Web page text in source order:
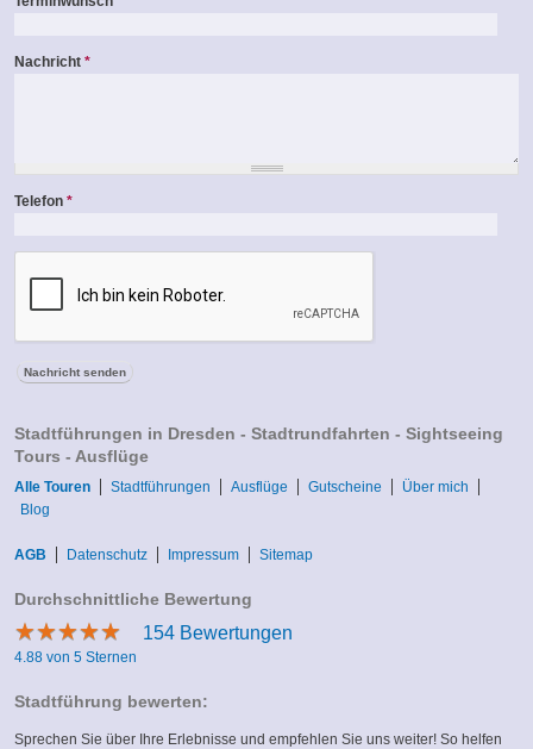
Nachricht*
Telefon*
Stadtführungen in Dresden - Stadtrundfahrten - Sightseeing
Tours - Ausflüge
Alle Touren Stadtführungen Ausflüge Gutscheine
Über mich
Blog
AGB Datenschutz Impressum Sitemap
Durchschnittliche Bewertung
★★★★★
★★★★★ 154 Bewertungen
4.88 von 5 Sternen
Stadtführung bewerten:
Sprechen Sie über Ihre Erlebnisse und empfehlen Sie uns weiter! So helfen